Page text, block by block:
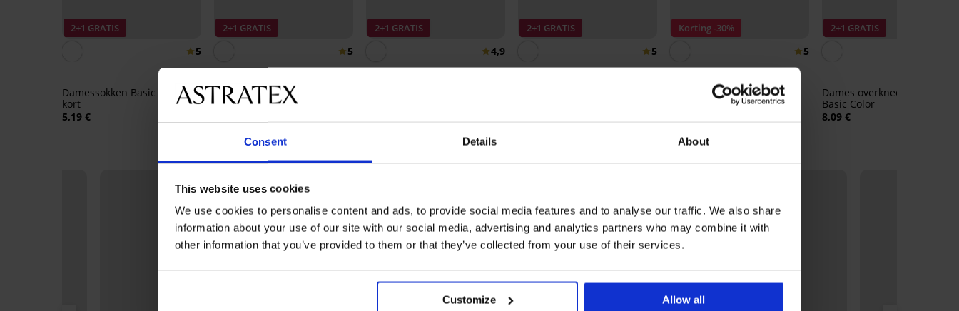
Consent Details About
This website uses cookies
We use cookies to personalise content and ads, to provide social media features and to analyse our traffic. We also share
information about your use of our site with our social media, advertising and analytics partners who may combine it with
other information that you’ve provided to them or that they’ve collected from your use of their services.
Customize Allow all
2+1 GRATIS
5
Damessokken Basic Color
kort
5,19 €
2+1 GRATIS
5
17,99 €
2+1 GRATIS
4,9
2+1 GRATIS
5
Korting -30%
5
Dames kniekousen Basic
2+1 GRATIS
Dames overknee sokken
Basic Color
8,09 €
Ontdek vergelijkbare stukken